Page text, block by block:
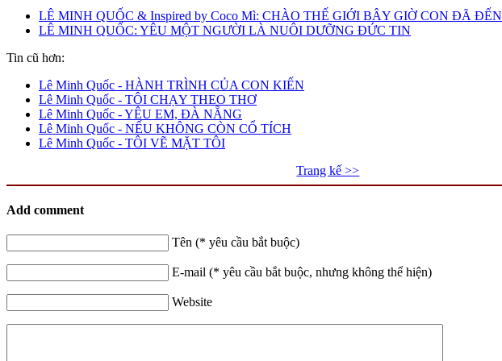
LÊ MINH QUỐC & Inspired by Coco Mì: CHÀO THẾ GIỚI BÂY GIỜ CON ĐÃ ĐẾN
LÊ MINH QUỐC: YÊU MỘT NGƯỜI LÀ NUÔI DƯỠNG ĐỨC TIN
Tin cũ hơn:
Lê Minh Quốc - HÀNH TRÌNH CỦA CON KIẾN
Lê Minh Quốc - TÔI CHẠY THEO THƠ
Lê Minh Quốc - YÊU EM, ĐÀ NẴNG
Lê Minh Quốc - NẾU KHÔNG CÒN CỔ TÍCH
Lê Minh Quốc - TÔI VẼ MẶT TÔI
Trang kế >>
Add comment
Tên (* yêu cầu bắt buộc)
E-mail (* yêu cầu bắt buộc, nhưng không thể hiện)
Website